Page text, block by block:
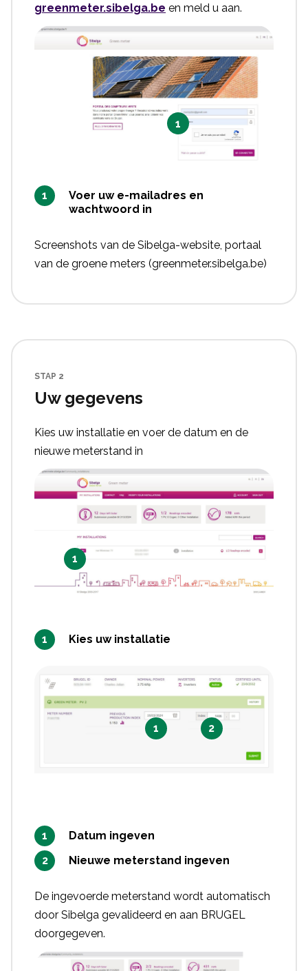
greenmeter.sibelga.be en meld u aan.
1
Voer uw e-mailadres en
wachtwoord in
Screenshots van de Sibelga-website, portaal
van de groene meters (greenmeter.sibelga.be)
STAP 2
Uw gegevens
Kies uw installatie en voer de datum en de
nieuwe meterstand in
1
Kies uw installatie
1 2
Datum ingeven
Nieuwe meterstand ingeven
De ingevoerde meterstand wordt automatisch
door Sibelga gevalideerd en aan BRUGEL
doorgegeven.